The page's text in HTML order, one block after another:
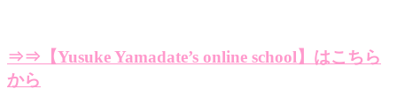
⇒⇒【Yusuke Yamadate’s online school】はこちら
から